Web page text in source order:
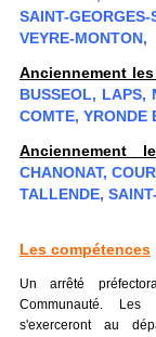
SAINT-
VEYRE-MONTON,
Anciennement
BUSSEOL, LAPS,
COMTE, YRONDE
Anciennement
CHANONAT,
TALLENDE,
Les compétences
Un arrêté
Communauté. Les
s'exerceront au